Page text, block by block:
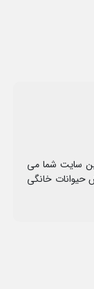
سایت شما می
حیوانات خانگی